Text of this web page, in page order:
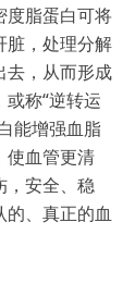
度脂蛋白可将
脏，处理分解
去，从而形成
称“逆转运
能增强血脂
使血管更清
，安全、稳
、真正的血